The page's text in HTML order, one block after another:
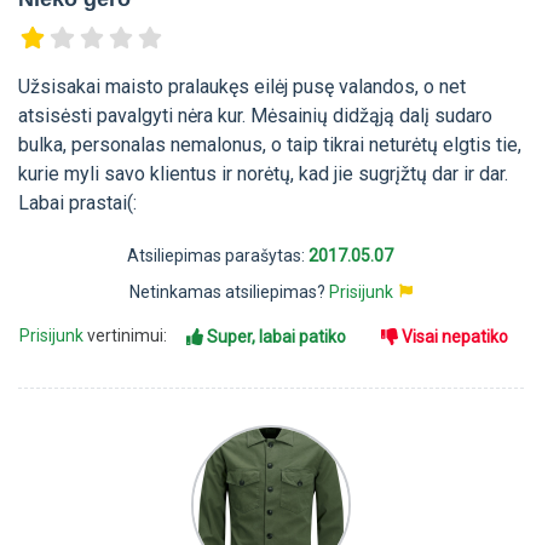
Užsisakai maisto pralaukęs eilėj pusę valandos, o net
atsisėsti pavalgyti nėra kur. Mėsainių didžąją dalį sudaro
bulka, personalas nemalonus, o taip tikrai neturėtų elgtis tie,
kurie myli savo klientus ir norėtų, kad jie sugrįžtų dar ir dar.
Labai prastai(:
Atsiliepimas parašytas: 2017.05.07
Netinkamas atsiliepimas? Prisijunk
Prisijunkvertinimui: Super, labai patiko Visai nepatiko